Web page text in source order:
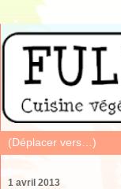
1 avril 2013